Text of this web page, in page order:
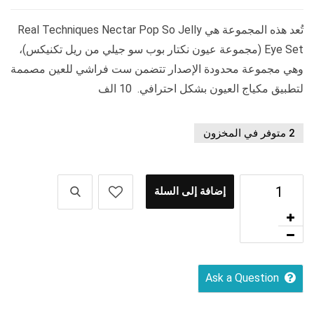
تُعد هذه المجموعة هي Real Techniques Nectar Pop So Jelly
Eye Set (مجموعة عيون نكتار بوب سو جيلي من ريل تكنيكس)،
وهي مجموعة محدودة الإصدار تتضمن ست فراشي للعين مصممة
لتطبيق مكياج العيون بشكل احترافي. 10 الف
2 متوفر في المخزون
إضافة إلى السلة
Ask a Question